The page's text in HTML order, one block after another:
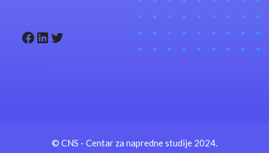
Facebook LinkedIn Twitter
© CNS - Centar za napredne studije 2024.